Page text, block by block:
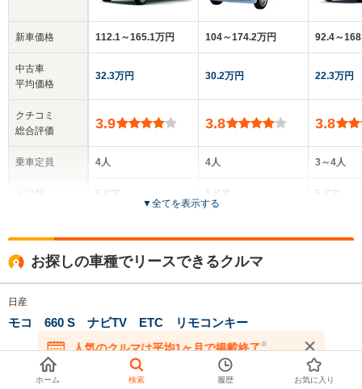
新車価格
中古車
平均価格
クチコミ
総合評価
乗車定員
サイズ
(全長x全幅x全高)
112.1～165.1万円
32.3万円
3.9
4人
5ドア
全高
1.48m
全長
104～174.2万円
30.2万円
3.8
4人
5ドア
全高
1.48m
全長
3.4m
92.4～
22.3万円
3.8
3～4人
5ドア
全高
▼全てを表示する
お探しの車種でリースできるクルマ
日産
モコ 660 S ナビTV ETC リモコンキー
車両品質評価書付
ヵ月リースの場合）
人気のクルマは平均1ヶ月で掲載終了※
在庫が無くなる前にお問い合わせください
ホーム 検索 履歴 お気に入り